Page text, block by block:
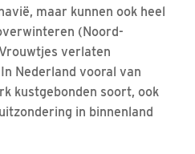
maar kunnen ook heel
(Noord-
verlaten
Nederland vooral van
kustgebonden soort, ook
in binnenland